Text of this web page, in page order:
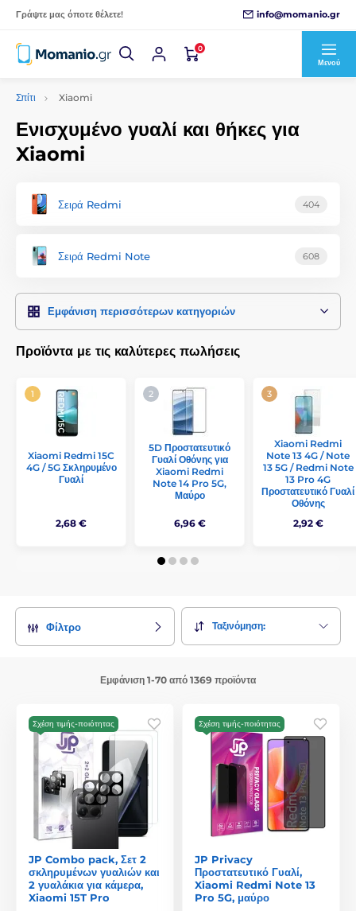
Γράψτε μας όποτε θέλετε! info@momanio.gr
0
Μενού
Σπίτι Xiaomi
Ενισχυμένο γυαλί και θήκες για
Xiaomi
Σειρά Redmi 404
Σειρά Redmi Note 608
Εμφάνιση περισσότερων κατηγοριών
Προϊόντα με τις καλύτερες πωλήσεις
Xiaomi Redmi 15C
4G / 5G Σκληρυμένο
Γυαλί
2,68 €
5D Προστατευτικό
Γυαλί Οθόνης για
Xiaomi Redmi
Note 14 Pro 5G,
Μαύρο
6,96 €
Xiaomi Redmi
Note 13 4G / Note
13 5G / Redmi Note
13 Pro 4G
Προστατευτικό Γυαλί
Οθόνης
2,92 €
Φίλτρο Ταξινόμηση:
Εμφάνιση 1-70 από 1369 προϊόντα
Σχέση τιμής-ποιότητας
JP Combo pack, Σετ 2
σκληρυμένων γυαλιών και
2 γυαλάκια για κάμερα,
Xiaomi 15T Pro
Σχέση τιμής-ποιότητας
JP Privacy
Προστατευτικό Γυαλί,
Xiaomi Redmi Note 13
Pro 5G, μαύρο